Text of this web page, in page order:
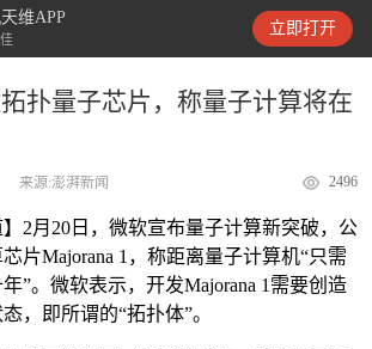
维APP
立即打开
天维新闻
扑量子芯片，称量子计算将在
来源:澎湃新闻 2496
】2月20日，微软宣布量子计算新突破，公
片Majorana 1，称距离量子计算机“只需
”。微软表示，开发Majorana 1需要创造
，即所谓的“拓扑体”。